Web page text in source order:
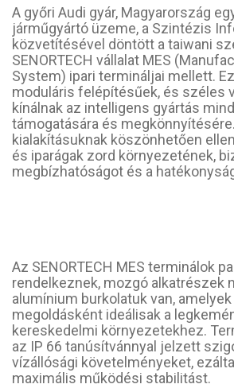
A győri Audi gyár, Magyarország
járműgyártó üzeme, a Szintézis
közvetítésével döntött a taiwani
SENORTECH vállalat MES
System) ipari termináljai mellett.
moduláris felépítésűek, és széles
kínálnak az intelligens gyártás
támogatására és
kialakításuknak köszönhetően
és iparágak zord környezetének,
megbízhatóságot és a
Az SENORTECH MES terminálok
rendelkeznek, mozgó alkatrészek
alumínium burkolatuk van,
megoldásként ideálisak a
kereskedelmi környezetekhez.
az IP 66 tanúsítvánnyal jelzett
vízállósági követelményeket,
maximális működési stabilitást.